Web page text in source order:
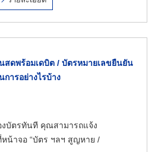
สดพร้อมเดบิต / บัตรหมายเลขยืนยัน
ารอย่างไรบ้าง
บัตรทันที คุณสามารถแจ้ง
น้าจอ “บัตร ฯลฯ สูญหาย /